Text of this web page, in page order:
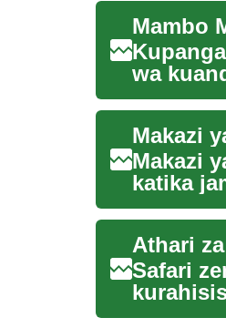
wa
Makazi
Makazi
katika
ya ut...
Safari